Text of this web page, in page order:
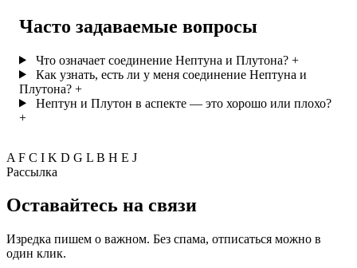
Часто задаваемые вопросы
Что означает соединение Нептуна и Плутона? +
Как узнать, есть ли у меня соединение Нептуна и
Плутона? +
Нептун и Плутон в аспекте — это хорошо или плохо?
+
A F C I K D G L B H E J
Рассылка
Оставайтесь на связи
Изредка пишем о важном. Без спама, отписаться можно в
один клик.